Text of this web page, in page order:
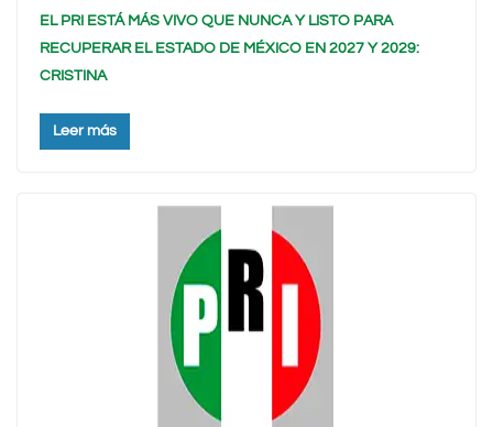
EL PRI ESTÁ MÁS VIVO QUE NUNCA Y LISTO PARA
RECUPERAR EL ESTADO DE MÉXICO EN 2027 Y 2029:
CRISTINA
Leer más